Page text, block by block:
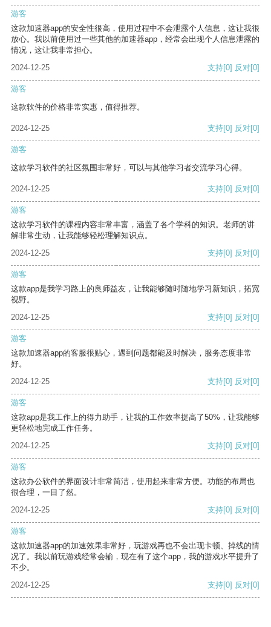
游客
这款加速器app的安全性很高，使用过程中不会泄露个人信息，这让我很
放心。我以前使用过一些其他的加速器app，经常会出现个人信息泄露的
情况，这让我非常担心。
2024-12-25
支持[0] 反对[0]
游客
这款软件的价格非常实惠，值得推荐。
2024-12-25 支持[0] 反对[0]
游客
这款学习软件的社区氛围非常好，可以与其他学习者交流学习心得。
2024-12-25 支持[0] 反对[0]
游客
这款学习软件的课程内容非常丰富，涵盖了各个学科的知识。老师的讲
解非常生动，让我能够轻松理解知识点。
2024-12-25
支持[0] 反对[0]
游客
这款app是我学习路上的良师益友，让我能够随时随地学习新知识，拓宽
视野。
2024-12-25
支持[0] 反对[0]
游客
这款加速器app的客服很贴心，遇到问题都能及时解决，服务态度非常
好。
2024-12-25
支持[0] 反对[0]
游客
这款app是我工作上的得力助手，让我的工作效率提高了50%，让我能够
更轻松地完成工作任务。
2024-12-25
支持[0] 反对[0]
游客
这款办公软件的界面设计非常简洁，使用起来非常方便。功能的布局也
很合理，一目了然。
2024-12-25
支持[0] 反对[0]
游客
这款加速器app的加速效果非常好，玩游戏再也不会出现卡顿、掉线的情
况了。我以前玩游戏经常会输，现在有了这个app，我的游戏水平提升了
不少。
2024-12-25
支持[0] 反对[0]